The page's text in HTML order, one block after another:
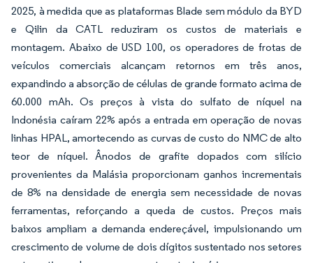
2025, à medida que as plataformas Blade sem módulo da BYD
e Qilin da CATL reduziram os custos de materiais e
montagem. Abaixo de USD 100, os operadores de frotas de
veículos comerciais alcançam retornos em três anos,
expandindo a absorção de células de grande formato acima de
60.000 mAh. Os preços à vista do sulfato de níquel na
Indonésia caíram 22% após a entrada em operação de novas
linhas HPAL, amortecendo as curvas de custo do NMC de alto
teor de níquel. Ânodos de grafite dopados com silício
provenientes da Malásia proporcionam ganhos incrementais
de 8% na densidade de energia sem necessidade de novas
ferramentas, reforçando a queda de custos. Preços mais
baixos ampliam a demanda endereçável, impulsionando um
crescimento de volume de dois dígitos sustentado nos setores